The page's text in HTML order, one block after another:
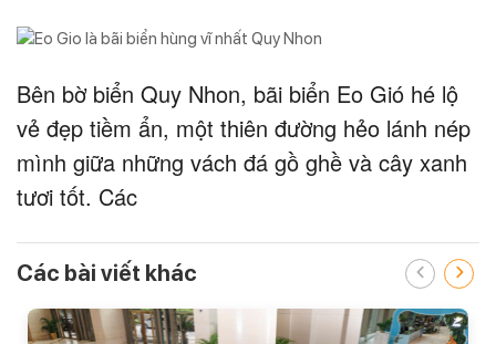
Bên bờ biển Quy Nhon, bãi biển Eo Gió hé lộ
vẻ đẹp tiềm ẩn, một thiên đường hẻo lánh nép
mình giữa những vách đá gồ ghề và cây xanh
tươi tốt. Các
Các bài viết khác